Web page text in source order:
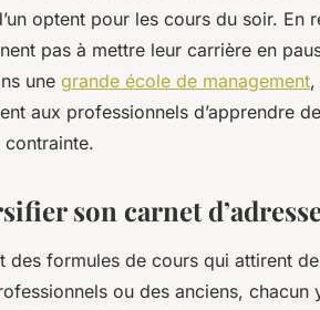
optent pour les cours du soir. En
pas à mettre leur carrière en
une grande école de management,
aux professionnels d’apprendre
contrainte.
son carnet
des formules de cours qui attirent
ou des anciens,